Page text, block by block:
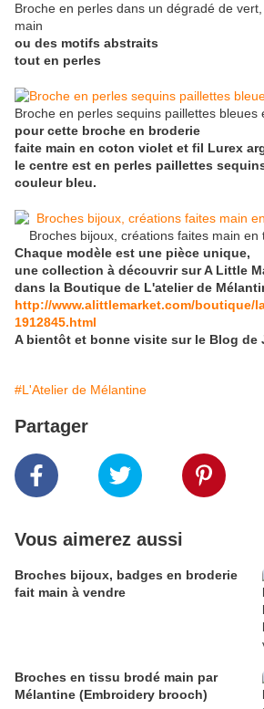
Broche en perles dans un dégradé de
main
ou des motifs abstraits
tout en perles
Broche en perles sequins paillettes bleues
pour cette broche en broderie
faite main en coton violet et fil Lurex
le centre est en perles paillettes
couleur bleu.
Broches bijoux, créations faites main en
Chaque modèle est une pièce unique,
une collection à découvrir sur A Little
dans la Boutique de L'atelier de
http://www.alittlemarket.com/boutique/
1912845.html
A bientôt et bonne visite sur le Blog de
#L'Atelier de Mélantine
Partager
Vous aimerez aussi
Broches bijoux, badges en broderie
fait main à vendre
Broches en tissu brodé main par
Mélantine (Embroidery brooch)